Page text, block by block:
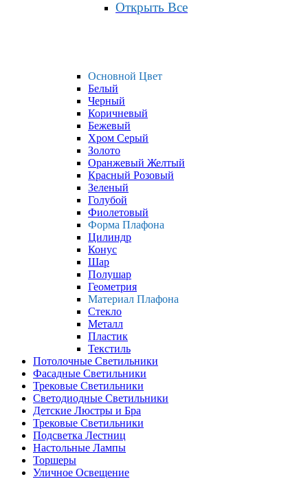
Открыть Все
Основной Цвет
Белый
Черный
Коричневый
Бежевый
Хром Серый
Золото
Оранжевый Желтый
Красный Розовый
Зеленый
Голубой
Фиолетовый
Форма Плафона
Цилиндр
Конус
Шар
Полушар
Геометрия
Материал Плафона
Стекло
Металл
Пластик
Текстиль
Потолочные Светильники
Фасадные Светильники
Трековые Светильники
Светодиодные Светильники
Детские Люстры и Бра
Трековые Светильники
Подсветка Лестниц
Настольные Лампы
Торшеры
Уличное Освещение